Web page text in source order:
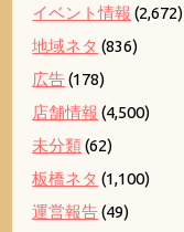
イベント情報 (2,672)
地域ネタ (836)
広告(178)
店舗情報 (4,500)
未分類(62)
板橋ネタ (1,100)
運営報告(49)